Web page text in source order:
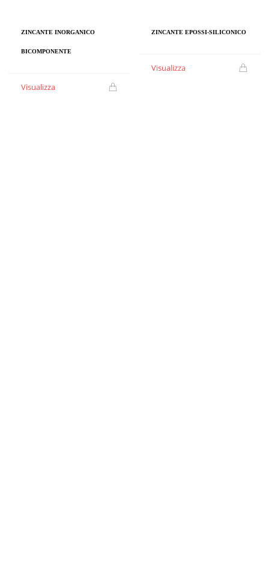
ZINCANTE INORGANICO
BICOMPONENTE
Visualizza
ZINCANTE EPOSSI-SILICONICO
Visualizza